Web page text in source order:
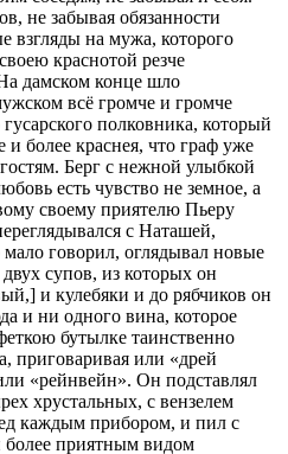
не забывая обязанности
взгляды на мужа, которого
краснотой резче
дамском конце шло
всё громче и громче
полковника, который
и более краснея, что граф уже
Берг с нежной улыбкой
есть чувство не земное, а
своему приятелю Пьеру
с Наташей,
говорил, оглядывал новые
супов, из которых он
и кулебяки и до рябчиков он
и ни одного вина, которое
бутылке таинственно
приговаривая или «дрей
«рейнвейн». Он подставлял
хрустальных, с вензелем
каждым прибором, и пил с
более приятным видом